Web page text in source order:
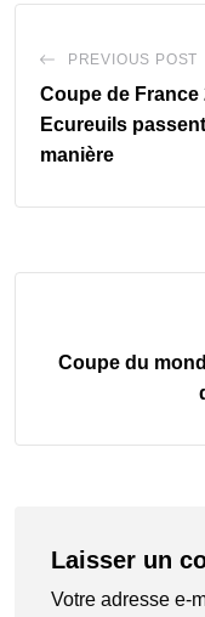
PREVIOUS POST
Coupe de France
Ecureuils
manière
Coupe du
Laisser un
Votre adresse e-